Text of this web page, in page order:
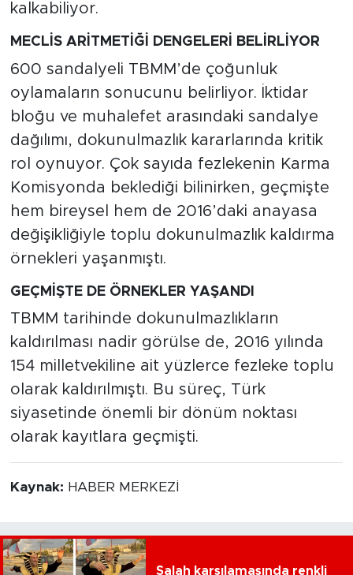
kalkabiliyor.
MECLİS ARİTMETİĞİ DENGELERİ BELİRLİYOR
600 sandalyeli TBMM’de çoğunluk
oylamaların sonucunu belirliyor. İktidar
bloğu ve muhalefet arasındaki sandalye
dağılımı, dokunulmazlık kararlarında kritik
rol oynuyor. Çok sayıda fezlekenin Karma
Komisyonda beklediği bilinirken, geçmişte
hem bireysel hem de 2016’daki anayasa
değişikliğiyle toplu dokunulmazlık kaldırma
örnekleri yaşanmıştı.
GEÇMİŞTE DE ÖRNEKLER YAŞANDI
TBMM tarihinde dokunulmazlıkların
kaldırılması nadir görülse de, 2016 yılında
154 milletvekiline ait yüzlerce fezleke toplu
olarak kaldırılmıştı. Bu süreç, Türk
siyasetinde önemli bir dönüm noktası
olarak kayıtlara geçmişti.
Kaynak: HABER MERKEZİ
Salah karşılamasında renkli